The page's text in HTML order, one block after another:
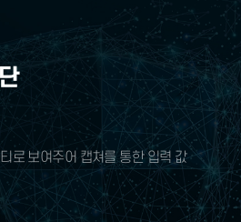
로 보여주어 캡쳐를 통한 입력 값